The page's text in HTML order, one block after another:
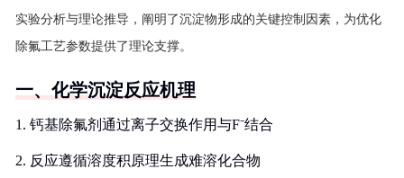
实验分析与理论推导，阐明了沉淀物形成的关键控制因素，为优化
除氟工艺参数提供了理论支撑。
一、化学沉淀反应机理
1. 钙基除氟剂通过离子交换作用与F⁻结合
2. 反应遵循溶度积原理生成难溶化合物